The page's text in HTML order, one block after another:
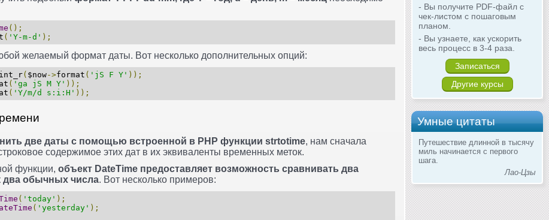
- Вы получите PDF-файл с
чек-листом с пошаговым
планом.
- Вы узнаете, как ускорить
весь процесс в 3-4 раза.
Записаться
Другие курсы
Умные цитаты
Путешествие длинной в тысячу
миль начинается с первого
шага.
Лао-Цзы
();
( 'Y-m-d' );
желаемый формат даты. Вот несколько дополнительных опций:
( $now->format ( 'jS F Y' ));
( 'ga jS M Y' ));
( 'Y/m/d s:i:H' ));
две даты с помощью встроенной в PHP функции strtotime, нам сначала
содержимое этих дат в их эквиваленты временных меток.
функции, объект DateTime предоставляет возможность сравнивать два
два обычных числа. Вот несколько примеров:
( 'today' );
( 'yesterday' );